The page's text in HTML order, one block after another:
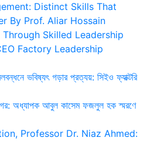
Distinct Skills That
By Prof. Aliar Hossain
Skilled Leadership
Factory Leadership
ভবিষ্যৎ গড়ার প্রত্যয়: সিইও ফ্যাক্টরি
অধ্যাপক আবুল কাসেম ফজলুল হক স্মরণে
Professor Dr. Niaz Ahmed: